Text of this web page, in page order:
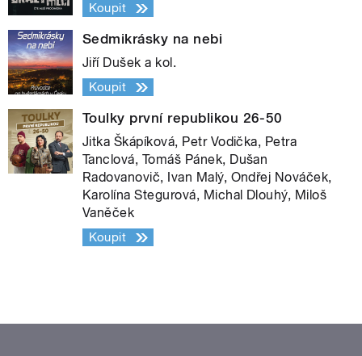
Koupit
Sedmikrásky na nebi
Jiří Dušek a kol.
Koupit
Toulky první republikou 26-50
Jitka Škápíková, Petr Vodička, Petra
Tanclová, Tomáš Pánek, Dušan
Radovanovič, Ivan Malý, Ondřej Nováček,
Karolína Stegurová, Michal Dlouhý, Miloš
Vaněček
Koupit